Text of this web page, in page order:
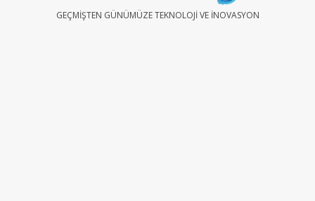
FREEGEÇMIŞTEN GÜNÜMÜZE TEKNOLOJI VE İNOVASYON